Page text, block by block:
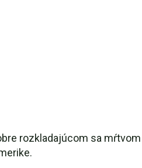
rozkladajúcom sa